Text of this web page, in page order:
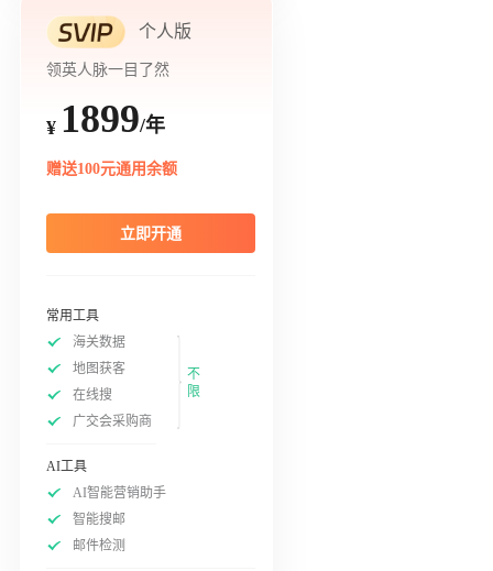
个人版
领英人脉一目了然
¥ 1899/年
赠送100元通用余额
立即开通
常用工具
海关数据
地图获客
在线搜
广交会采购商
不
限
AI工具
AI智能营销助手
智能搜邮
邮件检测